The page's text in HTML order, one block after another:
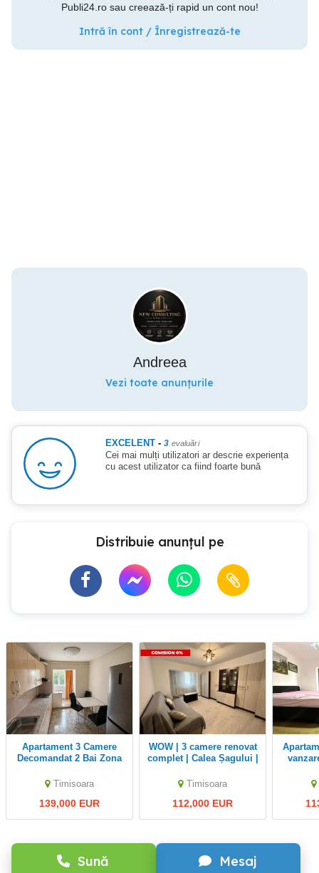
Publi24.ro sau creează-ți rapid un cont nou!
Intră în cont / Înregistrează-te
Sună Mesaj
Andreea
Vezi toate anunțurile
EXCELENT - 3 evaluări
Cei mai mulți utilizatori ar descrie experiența
cu acest utilizator ca fiind foarte bună
Distribuie anunțul pe
Apartament 3 Camere
Decomandat 2 Bai Zona
Studentesc
Timisoara
139,000 EUR
WOW | 3 camere renovat
complet | Calea Șagului |
Timisoara
112,000 EUR
Apartament 3 camere de